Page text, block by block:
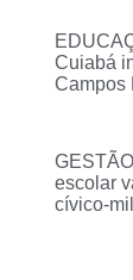
Cuiabá
Campos
escolar
cívico-